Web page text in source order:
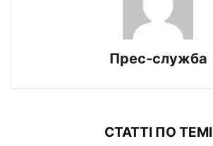
Прес-служба
СТАТТІ ПО ТЕМІ